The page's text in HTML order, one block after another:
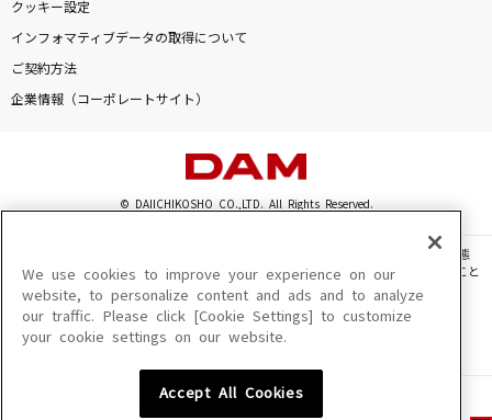
クッキー設定
インフォマティブデータの取得について
ご契約方法
企業情報（コーポレートサイト）
© DAIICHIKOSHO CO.,LTD. All Rights Reserved.
このサイトに掲載されている一切の文章・画像・写真・動画・音声等を、手段や形態
を問わず、著作権法の定める範囲を超えて無断で複製、転載、ファイル化などすること
を禁じます。
楽曲及びコンテンツは、機種によりご利用いただけない場合があります。
楽曲及びコンテンツの配信日、配信内容が変更になる場合があります。
We use cookies to improve your experience on our
website, to personalize content and ads and to analyze
our traffic. Please click [Cookie Settings] to customize
your cookie settings on our website.
Accept All Cookies